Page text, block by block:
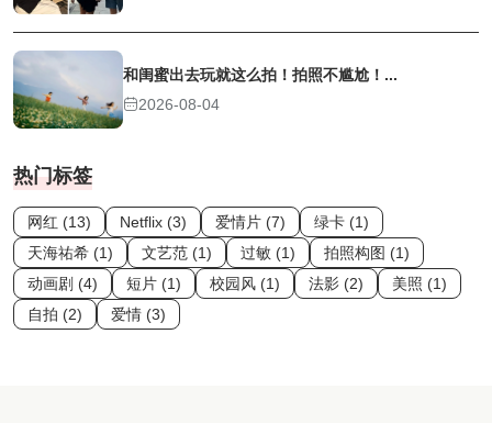
和闺蜜出去玩就这么拍！拍照不尴尬！...
2026-08-04
热门标签
网红 (13) Netflix (3) 爱情片 (7)
绿卡 (1)
天海祐希 (1)
文艺范 (1) 过敏 (1)
拍照构图 (1)
动画剧 (4)
短片 (1) 校园风 (1) 法影 (2)
美照 (1)
自拍 (2)
爱情 (3)